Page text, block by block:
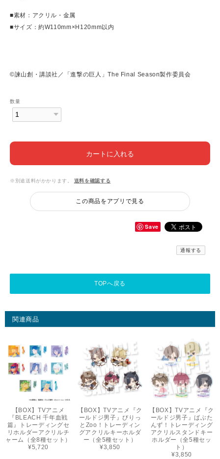
■素材：アクリル・金属
■サイズ：約W110mm×H120mm以内
©諫山創・講談社／「進撃の巨人」The Final Season製作委員会
数量
カートに入れる
※別途送料がかかります。 送料を確認する
この商品をアプリで見る
Save
通報する
TOPへ戻る
関連商品
【BOX】TVアニメ
『BLEACH 千年血戦
篇』トレーディングセ
リホルダーアクリルチ
ャーム（全8種セット）
¥5,720
【BOX】TVアニメ『ク
ールドジ男子』びりっ
とZoo！トレーディン
グアクリルキーホルダ
ー（全5種セット）
¥3,850
【BOX】TVアニメ『ク
ールドジ男子』ばぶた
んず！トレーディング
アクリルスタンドキー
ホルダー（全5種セッ
ト）
¥3,850